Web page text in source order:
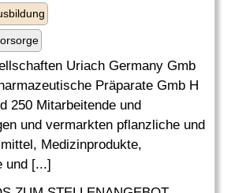
Uriach Germany Gmb
Präparate Gmb H
250 Mitarbeitende und
und vermarkten pflanzliche und
Medizinprodukte,
und [...]